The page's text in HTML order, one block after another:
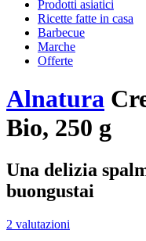
Prodotti asiatici
Ricette fatte in casa
Barbecue
Marche
Offerte
Alnatura
Bio, 250 g
Una delizia
buongustai
2 valutazioni